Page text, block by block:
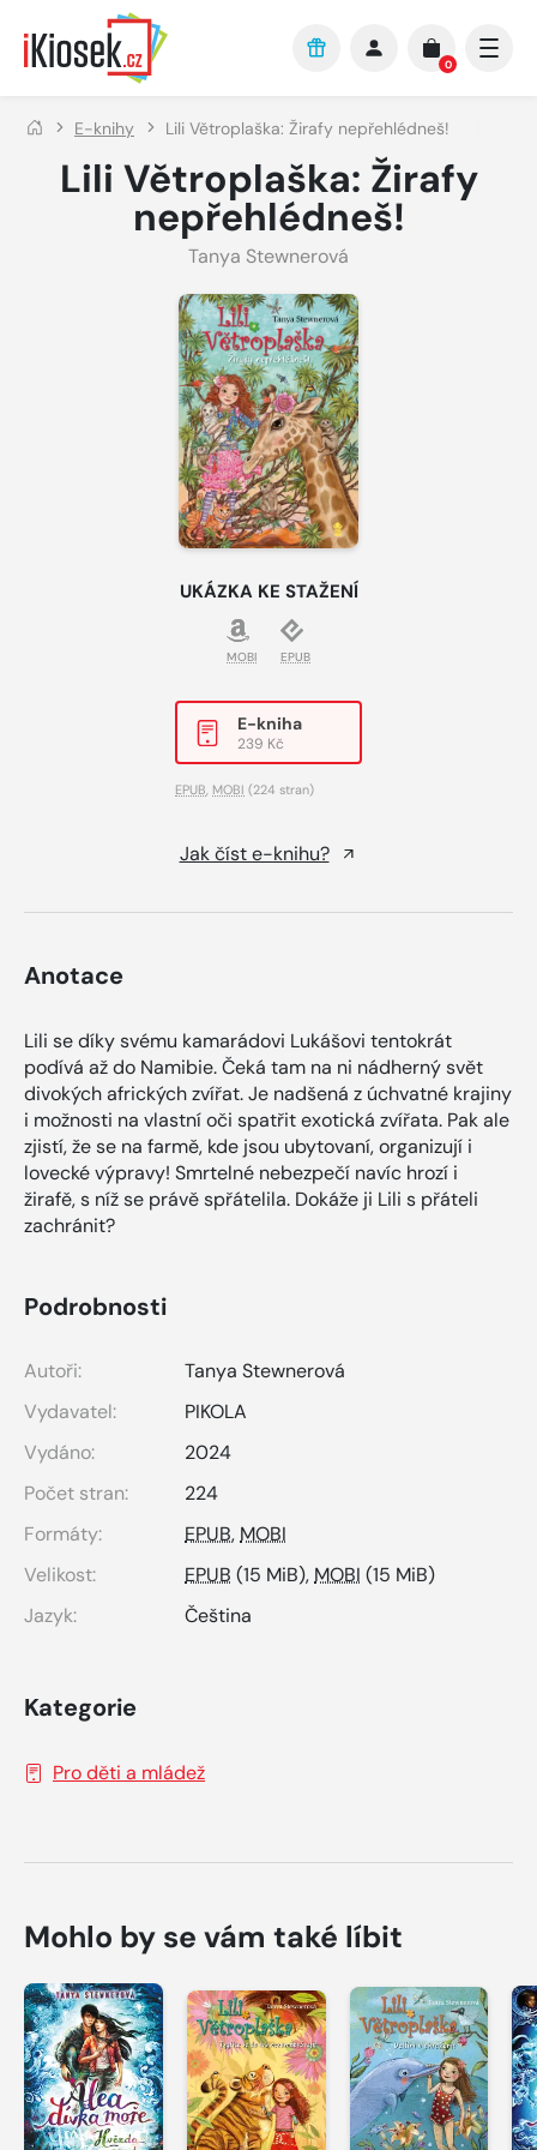
Přejít na hlavní obsah
0
E-knihy Lili Větroplaška: Žirafy nepřehlédneš!
Lili Větroplaška: Žirafy
nepřehlédneš!
Tanya Stewnerová
UKÁZKA KE STAŽENÍ
MOBI EPUB
E-kniha
239 Kč
EPUB, MOBI (224 stran)
Jak číst e-knihu?
Anotace
Lili se díky svému kamarádovi Lukášovi tentokrát
podívá až do Namibie. Čeká tam na ni nádherný svět
divokých afrických zvířat. Je nadšená z úchvatné krajiny
i možnosti na vlastní oči spatřit exotická zvířata. Pak ale
zjistí, že se na farmě, kde jsou ubytovaní, organizují i
lovecké výpravy! Smrtelné nebezpečí navíc hrozí i
žirafě, s níž se právě spřátelila. Dokáže ji Lili s přáteli
zachránit?
Podrobnosti
Autoři:
Tanya Stewnerová
Vydavatel:
PIKOLA
Vydáno:
2024
Počet stran:
224
Formáty:
EPUB, MOBI
Velikost:
EPUB (15 MiB), MOBI (15 MiB)
Jazyk:
Čeština
Kategorie
Pro děti a mládež
Mohlo by se vám také líbit